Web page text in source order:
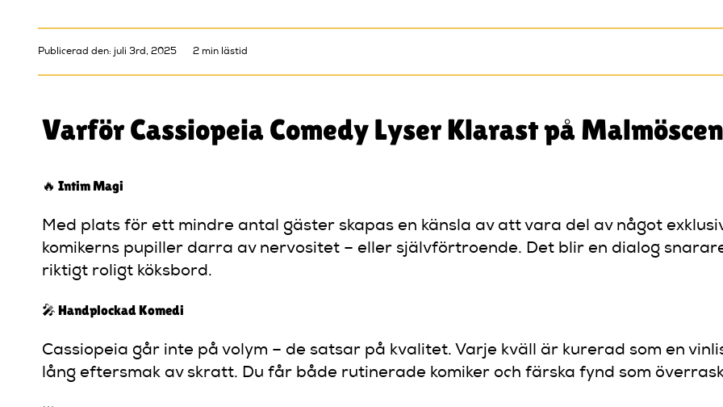
Publicerad den: juli 3rd, 2025 2 min lästid
Varför Cassiopeia Comedy Lyser Klarast på
🔥 Intim Magi
Med plats för ett mindre antal gäster skapas en känsla av att vara del av något
komikerns pupiller darra av nervositet – eller självförtroende. Det blir en dialog
riktigt roligt köksbord.
🎤 Handplockad Komedi
Cassiopeia går inte på volym – de satsar på kvalitet. Varje kväll är kurerad som en
lång eftersmak av skratt. Du får både rutinerade komiker och färska fynd som